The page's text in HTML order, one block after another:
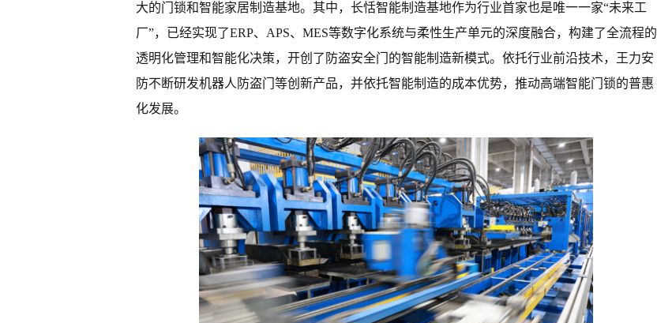
大的门锁和智能家居制造基地。其中，长恬智能制造基地作为行业首家也是唯一一家“未来工
厂”，已经实现了ERP、APS、MES等数字化系统与柔性生产单元的深度融合，构建了全流程的
透明化管理和智能化决策，开创了防盗安全门的智能制造新模式。依托行业前沿技术，王力安
防不断研发机器人防盗门等创新产品，并依托智能制造的成本优势，推动高端智能门锁的普惠
化发展。